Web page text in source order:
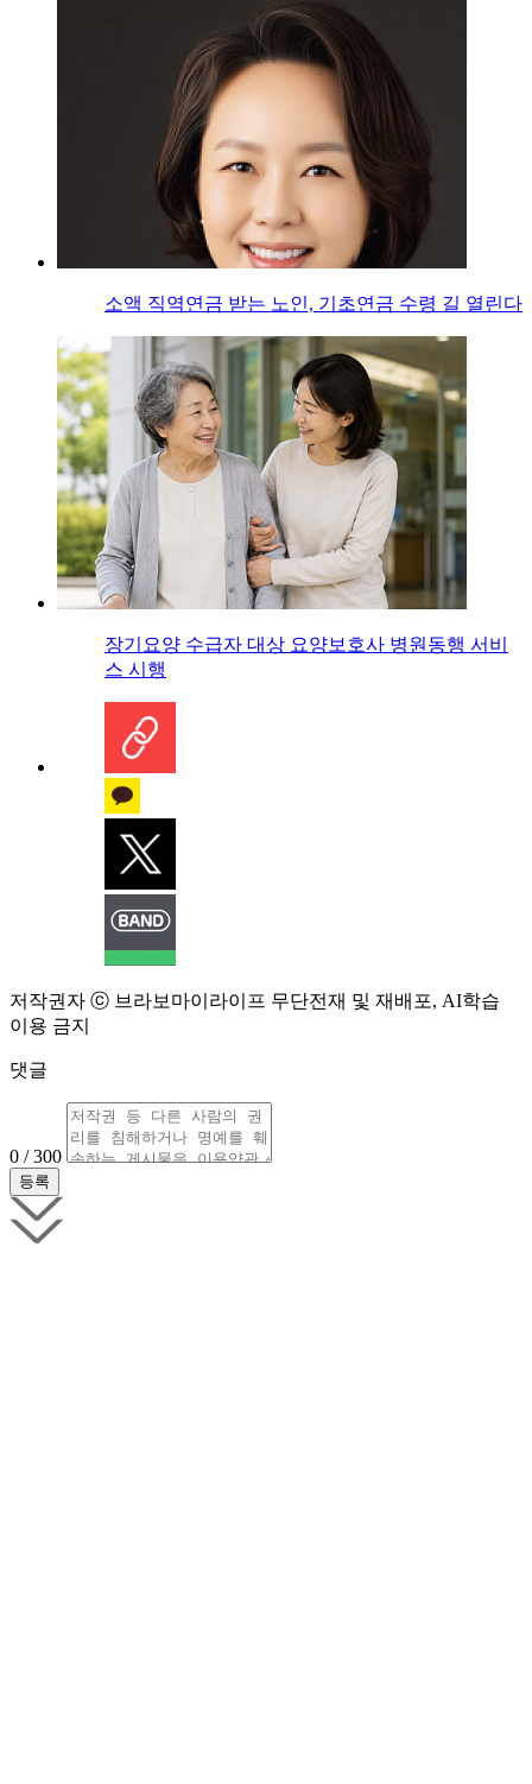
소액 직역연금 받는 노인, 기초연금 수령 길 열린다
장기요양 수급자 대상 요양보호사 병원동행 서비
스 시행
저작권자 ⓒ 브라보마이라이프 무단전재 및 재배포, AI학습
이용 금지
댓글
0 / 300